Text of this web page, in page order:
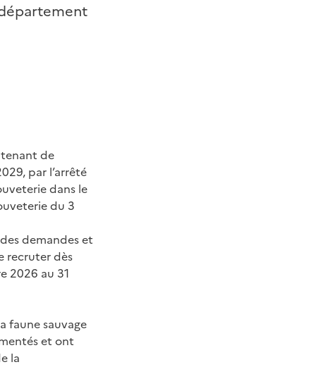
de
par l’arrêté
dans le
du 3
demandes et
recruter dès
2026 au 31
faune sauvage
et ont
la